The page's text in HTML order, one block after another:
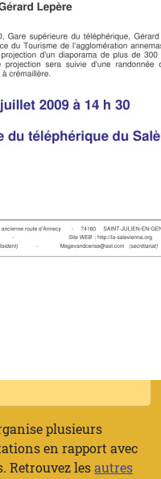
plusieurs
en rapport avec
Retrouvez lesautres